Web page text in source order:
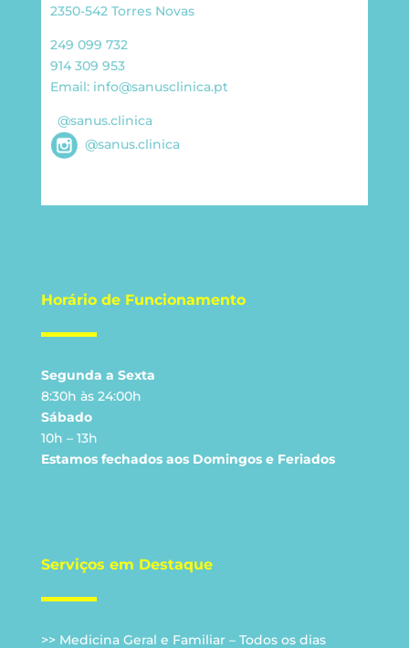
2350-542 Torres Novas
249 099 732
914 309 953
Email: info@sanusclinica.pt
@sanus.clinica
@sanus.clinica
Horário de Funcionamento
Segunda a Sexta
8:30h às 24:00h
Sábado
10h – 13h
Estamos fechados aos Domingos e Feriados
Serviços em Destaque
>> Medicina Geral e Familiar – Todos os dias